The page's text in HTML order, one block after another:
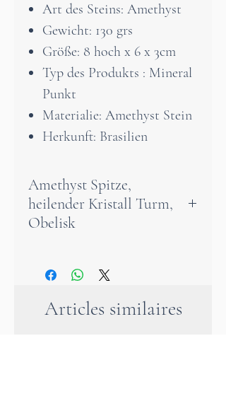
Art des Steins: Amethyst
Gewicht: 130 grs
Größe: 8 hoch x 6 x 3cm
Typ des Produkts : Mineral
Punkt
Materialie: Amethyst Stein
Herkunft: Brasilien
Amethyst Spitze,
heilender Kristall Turm,
Obelisk
Diese natürliche Amethyst-
Spitze aus Brasilien zeichnet
sich aus durch ihre einzigartig
Articles similaires